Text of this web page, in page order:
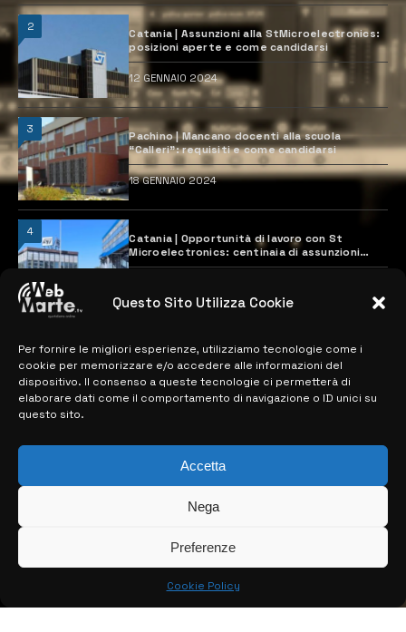
Questo Sito Utilizza Cookie
Per fornire le migliori esperienze, utilizziamo tecnologie come i
cookie per memorizzare e/o accedere alle informazioni del
dispositivo. Il consenso a queste tecnologie ci permetterà di
elaborare dati come il comportamento di navigazione o ID unici su
questo sito.
Accetta
Nega
Preferenze
Cookie Policy
2
Catania | Assunzioni alla StMicroelectronics:
posizioni aperte e come candidarsi
12 GENNAIO 2024
3
Pachino | Mancano docenti alla scuola
“Calleri”: requisiti e come candidarsi
18 GENNAIO 2024
4
Catania | Opportunità di lavoro con St
Microelectronics: centinaia di assunzioni
previste
MAPPA DEL SITO
> NOTIZIE